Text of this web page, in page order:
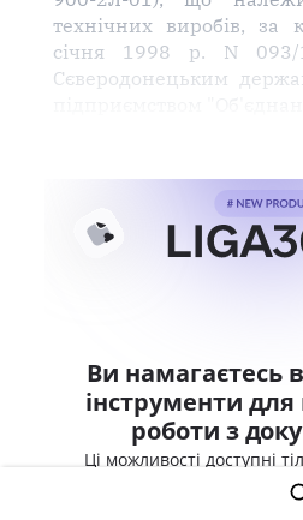
технічних виробів, за
січня 1998 р. N 093/
Сєверодонецьким
Ви намагаєтесь
інструменти для
роботи з
Ці можливості доступні
LIGA360. Залишайте